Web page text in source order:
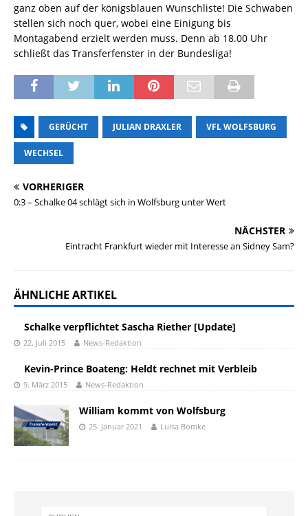
ganz oben auf der königsblauen Wunschliste! Die Schwaben
stellen sich noch quer, wobei eine Einigung bis
Montagabend erzielt werden muss. Denn ab 18.00 Uhr
schließt das Transferfenster in der Bundesliga!
GERÜCHT JULIAN DRAXLER VFL WOLFSBURG
WECHSEL
VORHERIGER
0:3 – Schalke 04 schlägt sich in Wolfsburg unter Wert
NÄCHSTER
Eintracht Frankfurt wieder mit Interesse an Sidney Sam?
ÄHNLICHE ARTIKEL
Schalke verpflichtet Sascha Riether [Update]
22. Juli 2015 News-Redaktion
Kevin-Prince Boateng: Heldt rechnet mit Verbleib
9. März 2015 News-Redaktion
William kommt von Wolfsburg
25. Januar 2021 Luisa Bomke